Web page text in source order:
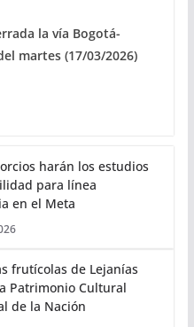
la vía Bogotá-
martes (17/03/2026)
harán los estudios
para línea
en el Meta
frutícolas de Lejanías
Patrimonio Cultural
de la Nación